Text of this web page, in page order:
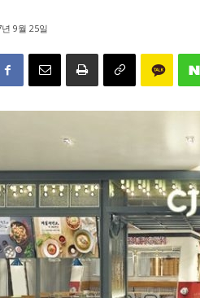
9월 25일